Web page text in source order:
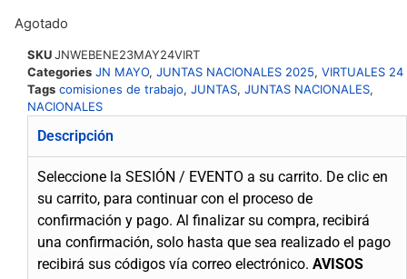
Agotado
SKUJNWEBENE23MAY24VIRT
Categories JN MAYO, JUNTAS NACIONALES 2025, VIRTUALES 24
Tags comisiones de trabajo, JUNTAS, JUNTAS NACIONALES,
NACIONALES
Descripción
Seleccione la SESIÓN / EVENTO a su carrito. De clic en
su carrito, para continuar con el proceso de
confirmación y pago. Al finalizar su compra, recibirá
una confirmación, solo hasta que sea realizado el pago
recibirá sus códigos vía correo electrónico. AVISOS